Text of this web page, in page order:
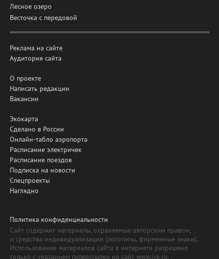
Лесное озеро
Весточка с передовой
Реклама на сайте
Аудитория сайта
О проекте
Написать редакции
Вакансии
Экокарта
Сделано в России
Онлайн-табло аэропорта
Расписание электричек
Расписание поездов
Подписка на новости
Спецпроекты
Наглядно
Политика конфиденциальности
Сайт содержит материалы, охраняемые авторским правом,
и средства индивидуализации (логотипы, фирменные знаки).
Использование материалов сайта в интернете разрешено
только с указанием гиперссылки на сайт www.irk.ru.